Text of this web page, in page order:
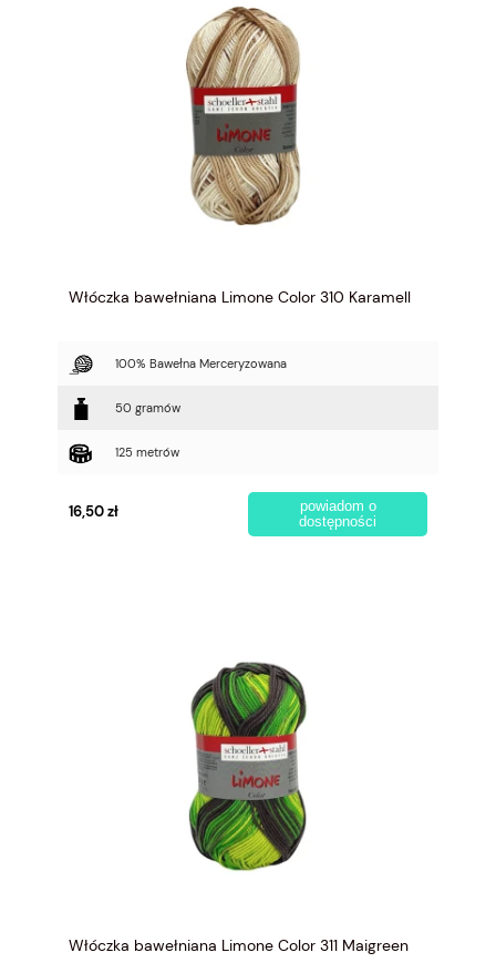
Włóczka bawełniana Limone Color 310 Karamell
100% Bawełna Merceryzowana
50 gramów
125 metrów
16,50 zł
powiadom o
dostępności
Włóczka bawełniana Limone Color 311 Maigreen